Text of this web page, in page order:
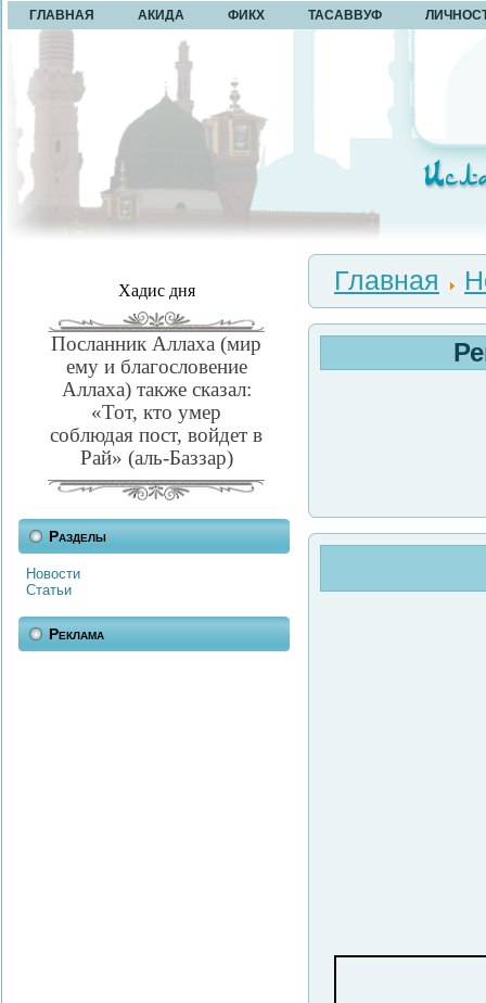
ГЛАВНАЯ АКИДА ФИКХ ТАСАВВУФ
Хадис дня
Посланник Аллаха (мир
ему и благословение
Аллаха) также сказал:
«Тот, кто умер
соблюдая пост, войдет в
Рай» (аль-Баззар)
Разделы
Новости
Статьи
Реклама
Главная